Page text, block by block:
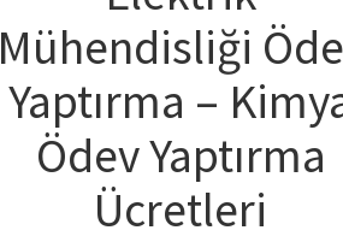
Mühendisliği
Yaptırma –
Ödev Yaptırma
Ücretleri